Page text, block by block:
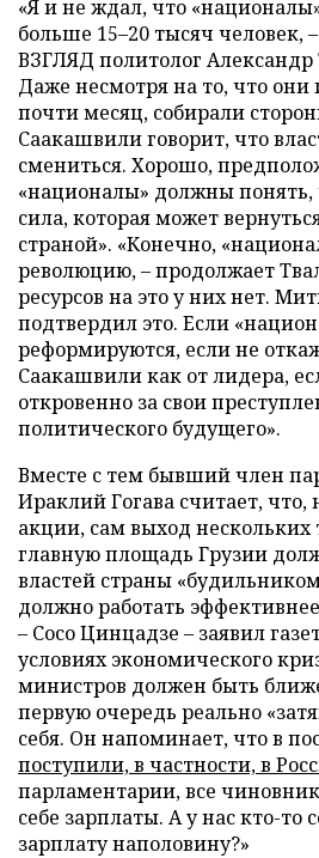
«Я и не ждал, что
больше 15–20 тысяч человек, –
ВЗГЛЯД политолог Александр
Даже несмотря на то, что они
почти месяц, собирали
Саакашвили говорит, что
смениться. Хорошо,
«националы» должны понять,
сила, которая может
страной». «Конечно,
революцию, – продолжает
ресурсов на это у них нет.
подтвердил это. Если
реформируются, если не
Саакашвили как от лидера,
откровенно за свои
политического будущего».
Вместе с тем бывший член
Ираклий Гогава считает, что,
акции, сам выход
главную площадь Грузии
властей страны
должно работать
– Сосо Цинцадзе – заявил
условиях экономического
министров должен быть
первую очередь реально
себя. Он напоминает, что в
поступили, в частности, в
парламентарии, все
себе зарплаты. А у нас кто-то
зарплату наполовину?»